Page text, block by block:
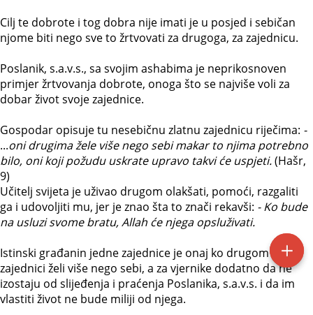
Cilj te dobrote i tog dobra nije imati je u posjed i sebičan
njome biti nego sve to žrtvovati za drugoga, za zajednicu.
Poslanik, s.a.v.s., sa svojim ashabima je neprikosnoven
primjer žrtvovanja dobrote, onoga što se najviše voli za
dobar život svoje zajednice.
Gospodar opisuje tu nesebičnu zlatnu zajednicu riječima: -
...oni drugima žele više nego sebi makar to njima potrebno
bilo, oni koji požudu uskrate upravo takvi će uspjeti.(Hašr,
9)
Učitelj svijeta je uživao drugom olakšati, pomoći, razgaliti
ga i udovoljiti mu, jer je znao šta to znači rekavši: - Ko bude
na usluzi svome bratu, Allah će njega opsluživati.
Istinski građanin jedne zajednice je onaj ko drugom i
zajednici želi više nego sebi, a za vjernike dodatno da ne
izostaju od slijeđenja i praćenja Poslanika, s.a.v.s. i da im
vlastiti život ne bude miliji od njega.